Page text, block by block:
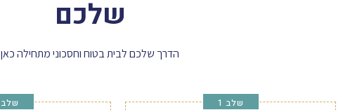
שלכם
הדרך שלכם לבית בטוח וחסכוני מתחילה כאן
שלב 1 שלב 2